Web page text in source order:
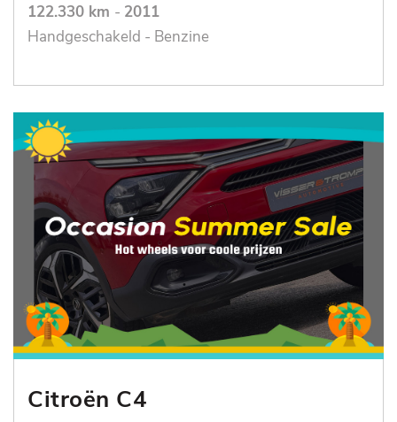
122.330 km - 2011
Handgeschakeld - Benzine
Citroën C4